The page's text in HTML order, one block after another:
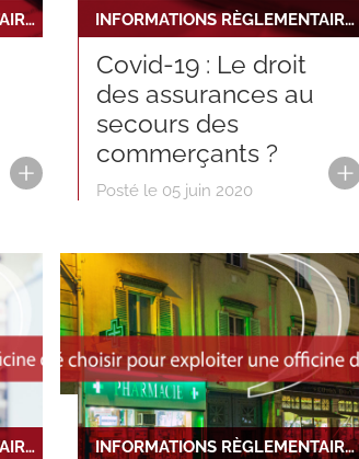
INFORMATIONS RÈGLEMENTAIRES ET JURIDIQUES INFORMATIONS RÈGLEMENTAIRES ET JURIDIQUES
Covid-19 : Le droit
des assurances au
secours des
commerçants ?
Posté le 05 juin 2020
INFORMATIONS RÈGLEMENTAIRES ET JURIDIQUES INFORMATIONS RÈGLEMENTAIRES ET JURIDIQUES